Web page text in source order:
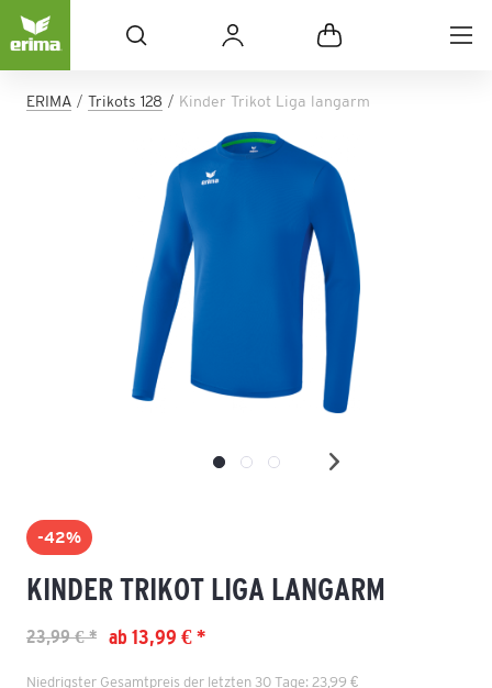
ERIMA Trikots 128 Kinder Trikot Liga langarm
-42%
KINDER TRIKOT LIGA LANGARM
ab 13,99 € *
23,99 € *
Niedrigster Gesamtpreis der letzten 30 Tage: 23,99 €